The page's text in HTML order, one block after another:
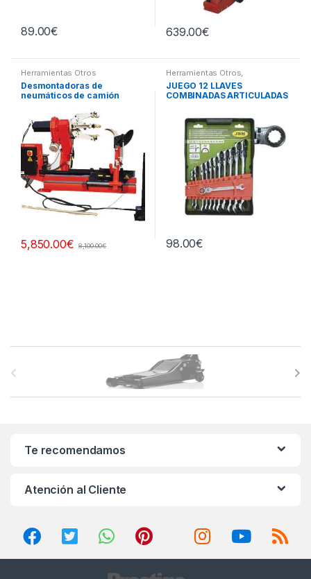
89.00€ 639.00€
Herramientas Otros
Desmontadoras de
neumáticos de camión
5,850.00€ 8,100.00€
Herramientas Otros,
Herramientas De Mano
Herramientas De Mano
JUEGO 12 LLAVES
COMBINADAS ARTICULADAS
98.00€
Te recomendamos
Atención al Cliente